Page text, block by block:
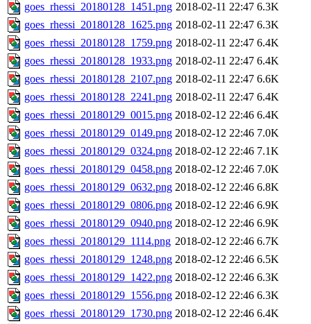
goes_rhessi_20180128_1451.png 2018-02-11 22:47 6.3K
goes_rhessi_20180128_1625.png 2018-02-11 22:47 6.3K
goes_rhessi_20180128_1759.png 2018-02-11 22:47 6.4K
goes_rhessi_20180128_1933.png 2018-02-11 22:47 6.4K
goes_rhessi_20180128_2107.png 2018-02-11 22:47 6.6K
goes_rhessi_20180128_2241.png 2018-02-11 22:47 6.4K
goes_rhessi_20180129_0015.png 2018-02-12 22:46 6.4K
goes_rhessi_20180129_0149.png 2018-02-12 22:46 7.0K
goes_rhessi_20180129_0324.png 2018-02-12 22:46 7.1K
goes_rhessi_20180129_0458.png 2018-02-12 22:46 7.0K
goes_rhessi_20180129_0632.png 2018-02-12 22:46 6.8K
goes_rhessi_20180129_0806.png 2018-02-12 22:46 6.9K
goes_rhessi_20180129_0940.png 2018-02-12 22:46 6.9K
goes_rhessi_20180129_1114.png 2018-02-12 22:46 6.7K
goes_rhessi_20180129_1248.png 2018-02-12 22:46 6.5K
goes_rhessi_20180129_1422.png 2018-02-12 22:46 6.3K
goes_rhessi_20180129_1556.png 2018-02-12 22:46 6.3K
goes_rhessi_20180129_1730.png 2018-02-12 22:46 6.4K